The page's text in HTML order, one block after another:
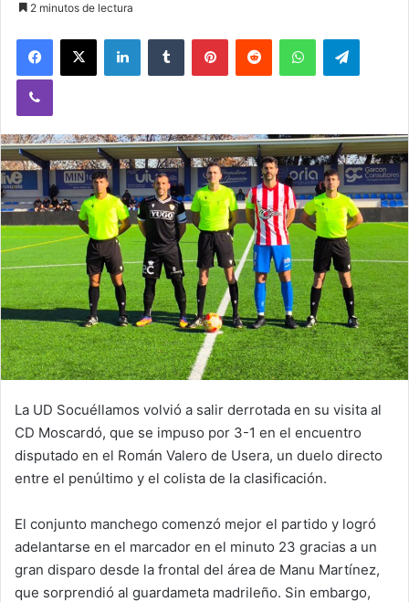
2 minutos de lectura
La UD Socuéllamos volvió a salir derrotada en su visita al
CD Moscardó, que se impuso por 3-1 en el encuentro
disputado en el Román Valero de Usera, un duelo directo
entre el penúltimo y el colista de la clasificación.
El conjunto manchego comenzó mejor el partido y logró
adelantarse en el marcador en el minuto 23 gracias a un
gran disparo desde la frontal del área de Manu Martínez,
que sorprendió al guardameta madrileño. Sin embargo,